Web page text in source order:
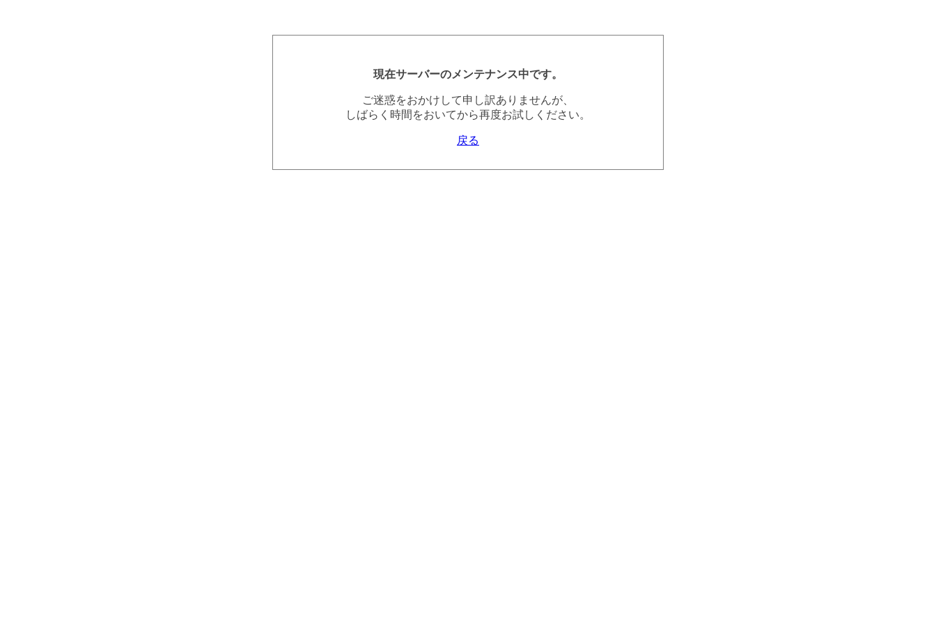
現在サーバーのメンテナンス中です。
ご迷惑をおかけして申し訳ありませんが、
しばらく時間をおいてから再度お試しください。
戻る